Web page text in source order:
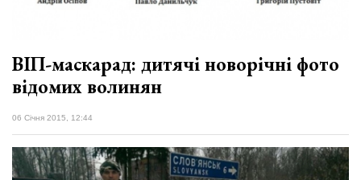
ВІП-маскарад: дитячі новорічні фото
відомих волинян
06 Січня 2015, 12:44